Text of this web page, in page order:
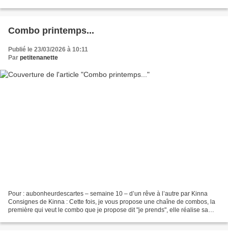
Combo printemps...
Publié le 23/03/2026 à 10:11
Par petitenanette
Pour : aubonheurdescartes – semaine 10 – d’un rêve à l’autre par Kinna
Consignes de Kinna : Cette fois, je vous propose une chaîne de combos, la
première qui veut le combo que je propose dit "je prends", elle réalise sa